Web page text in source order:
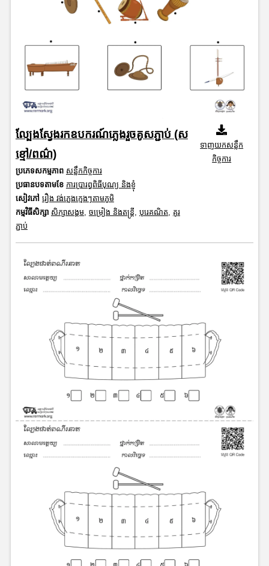
ល្បែងស្វែងរកឧបករណ៍ភ្លេងរួចគូសភ្ជាប់ (ស
ខ្មៅ/ពណ៌)
ប្រភេទសកម្មភាព សន្លឹកកិច្ចការ
ប្រធានបទតាមខែ ការប្រារព្ធពិធីបុណ្យ និងខ្ញុំ
សៀវភៅ រឿង វង់ភ្លេងក្មេងៗតាមភូមិ
កម្មវិធីសិក្សា សិក្សាសង្គម, ចម្រៀង និងតន្ត្រី បុរេគណិត
គូរ
ភ្ជាប់
ទាញយកសន្លឹក
កិច្ចការ